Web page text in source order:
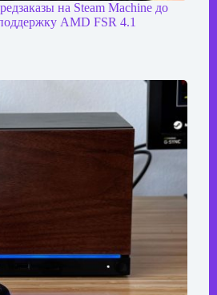
на Steam Machine до
AMD FSR 4.1